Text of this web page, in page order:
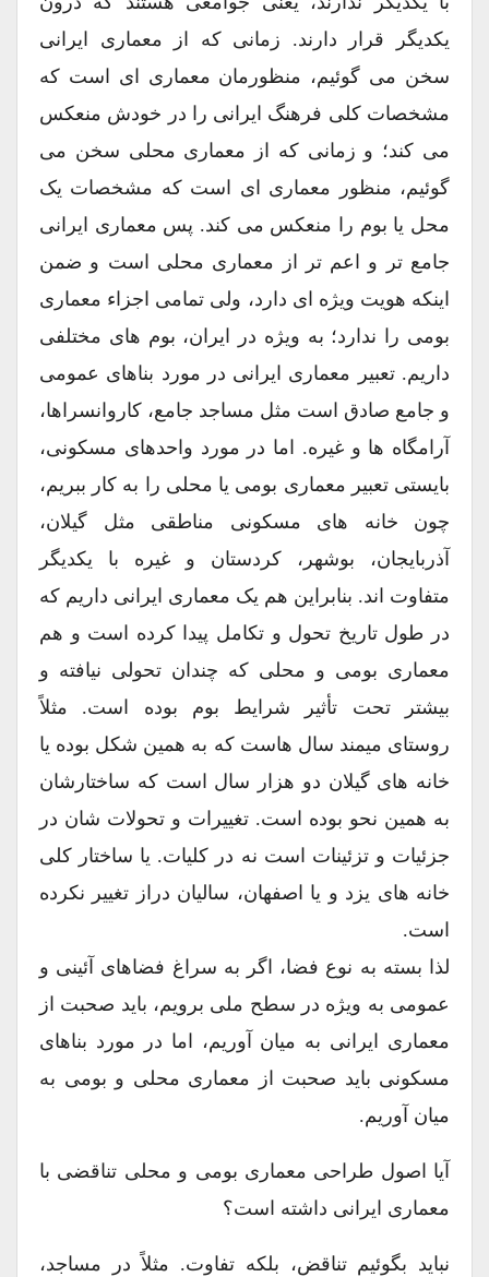
یکدیگر قرار دارند. زمانی که از معماری ایرانی
سخن می گوئیم، منظورمان معماری ای است که
مشخصات کلی فرهنگ ایرانی را در خودش منعکس
می کند؛ و زمانی که از معماری محلی سخن می
گوئیم، منظور معماری ای است که مشخصات یک
محل یا بوم را منعکس می کند. پس معماری ایرانی
جامع تر و اعم تر از معماری محلی است و ضمن
اینکه هویت ویژه ای دارد، ولی تمامی اجزاء معماری
بومی را ندارد؛ به ویژه در ایران، بوم های مختلفی
داریم. تعبیر معماری ایرانی در مورد بناهای عمومی
و جامع صادق است مثل مساجد جامع، کاروانسراها،
آرامگاه ها و غیره. اما در مورد واحدهای مسکونی،
بایستی تعبیر معماری بومی یا محلی را به کار ببریم،
چون خانه های مسکونی مناطقی مثل گیلان،
آذربایجان، بوشهر، کردستان و غیره با یکدیگر
متفاوت اند. بنابراین هم یک معماری ایرانی داریم که
در طول تاریخ تحول و تکامل پیدا کرده است و هم
معماری بومی و محلی که چندان تحولی نیافته و
بیشتر تحت تأثیر شرایط بوم بوده است. مثلاً
روستای میمند سال هاست که به همین شکل بوده یا
خانه های گیلان دو هزار سال است که ساختارشان
به همین نحو بوده است. تغییرات و تحولات شان در
جزئیات و تزئینات است نه در کلیات. یا ساختار کلی
خانه های یزد و یا اصفهان، سالیان دراز تغییر نکرده
است.
لذا بسته به نوع فضا، اگر به سراغ فضاهای آئینی و
عمومی به ویژه در سطح ملی برویم، باید صحبت از
معماری ایرانی به میان آوریم، اما در مورد بناهای
مسکونی باید صحبت از معماری محلی و بومی به
میان آوریم.
آیا اصول طراحی معماری بومی و محلی تناقضی با
معماری ایرانی داشته است؟
نباید بگوئیم تناقض، بلکه تفاوت. مثلاً در مساجد،